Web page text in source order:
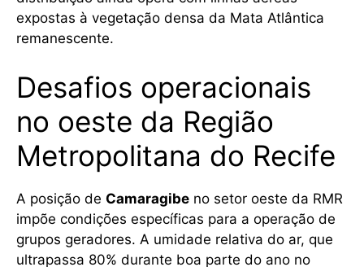
expostas à vegetação densa da Mata Atlântica
remanescente.
Desafios operacionais
no oeste da Região
Metropolitana do Recife
A posição de Camaragibe no setor oeste da RMR
impõe condições específicas para a operação de
grupos geradores. A umidade relativa do ar, que
ultrapassa 80% durante boa parte do ano no